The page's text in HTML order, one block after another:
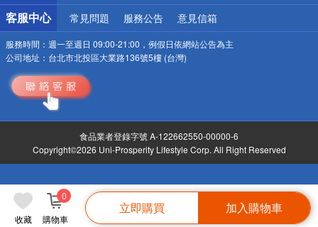
收藏 購物車
0
立即購買 加入購物車
客服中心 常見問題 服務公告 意見信箱
服務時間： 週一至週日 09:00-21:00，例假日依網站公告為主
公司地址： 台北市北投區大業路136號5樓 (台灣)
食品業者登錄字號 A-122662550-00000-6
Copyright©2026 Uni-Prosperity Lifestyle Corp. All Right Reserved